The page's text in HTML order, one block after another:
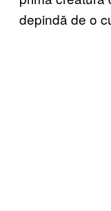
depindă de o